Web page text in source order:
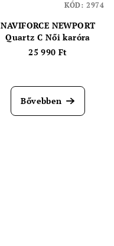
NAVIFORCE NEWPORT
Quartz C Női karóra
25 990 Ft
Bővebben
KÓD: 2974